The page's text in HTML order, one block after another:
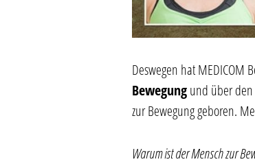
Deswegen hat MEDICOM
Bewegungund über den
zur Bewegung geboren.
Warum ist der Mensch zur